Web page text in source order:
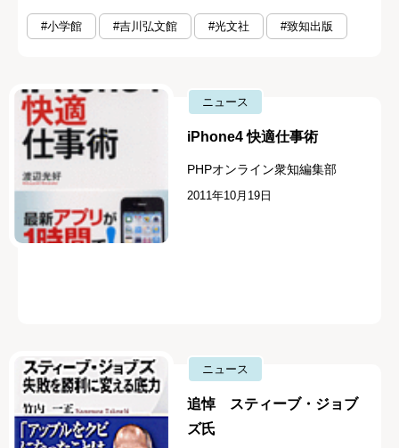
#小学館 #吉川弘文館 #光文社 #致知出版
ニュース
iPhone4 快適仕事術
PHPオンライン衆知編集部
2011年10月19日
ニュース
追悼 スティーブ・ジョブ
ズ氏